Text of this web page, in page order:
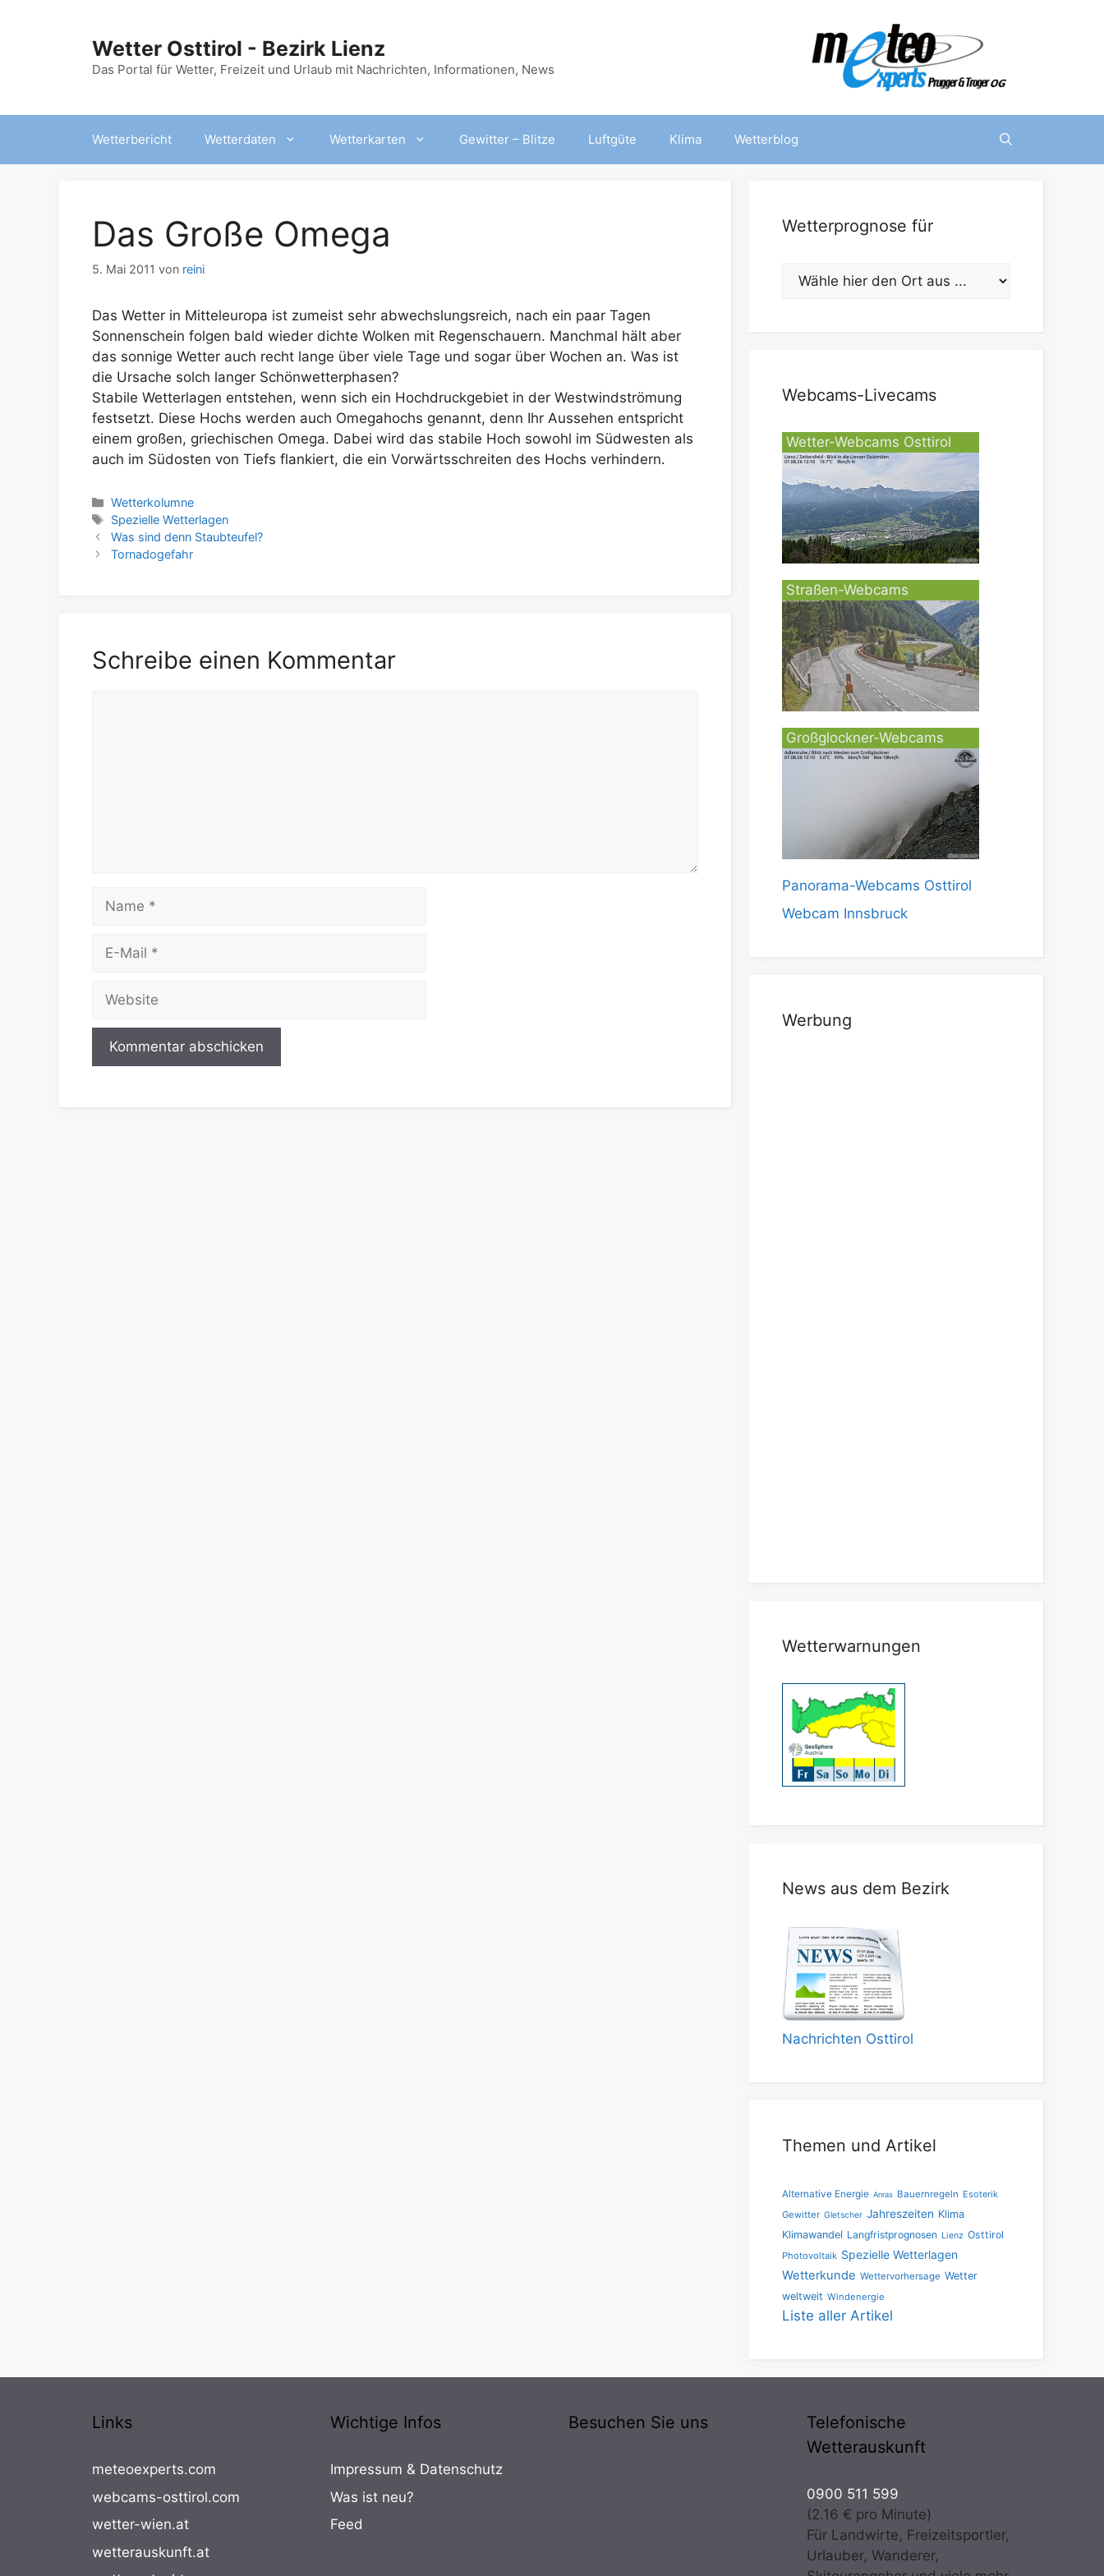
Wetter Osttirol - Bezirk Lienz
Das Portal für Wetter, Freizeit und Urlaub mit Nachrichten, Informationen, News
Wetterbericht Wetterdaten Wetterkarten Gewitter – Blitze Luftgüte Klima Wetterblog
Das Große Omega
5. Mai 2011 von reini
Das Wetter in Mitteleuropa ist zumeist sehr abwechslungsreich, nach ein paar Tagen
Sonnenschein folgen bald wieder dichte Wolken mit Regenschauern. Manchmal hält aber
das sonnige Wetter auch recht lange über viele Tage und sogar über Wochen an. Was ist
die Ursache solch langer Schönwetterphasen?
Stabile Wetterlagen entstehen, wenn sich ein Hochdruckgebiet in der Westwindströmung
festsetzt. Diese Hochs werden auch Omegahochs genannt, denn Ihr Aussehen entspricht
einem großen, griechischen Omega. Dabei wird das stabile Hoch sowohl im Südwesten als
auch im Südosten von Tiefs flankiert, die ein Vorwärtsschreiten des Hochs verhindern.
Kategorien
Wetterkolumne
Schlagwörter
Spezielle Wetterlagen
Was sind denn Staubteufel?
Tornadogefahr
Schreibe einen Kommentar
Name
Website
Wetterprognose für
Webcams-Livecams
Wetter-Webcams Osttirol
Straßen-Webcams
Großglockner-Webcams
Panorama-Webcams Osttirol
Webcam Innsbruck
Werbung
Wetterwarnungen
News aus dem Bezirk
Nachrichten Osttirol
Themen und Artikel
Alternative Energie Anras Bauernregeln Esoterik
Gewitter Gletscher Jahreszeiten Klima
Klimawandel Langfristprognosen Lienz Osttirol
Photovoltaik Spezielle Wetterlagen
Wetterkunde Wettervorhersage Wetter
weltweit Windenergie
Liste aller Artikel
Links
meteoexperts.com
webcams-osttirol.com
wetter-wien.at
wetterauskunft.at
Wichtige Infos
Impressum & Datenschutz
Was ist neu?
Feed
Besuchen Sie uns
Telefonische
Wetterauskunft
0900 511 599
(2.16 € pro Minute)
Für Landwirte, Freizeitsportler,
Urlauber, Wanderer,